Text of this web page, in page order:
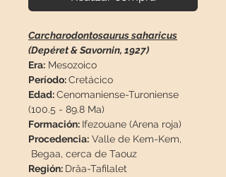
Carcharodontosaurus saharicus
(Depéret & Savornin, 1927)
Era: Mesozoico
Período:Cretácico
Edad:Cenomaniense-Turoniense
(100.5 - 89.8 Ma)
Formación: Ifezouane (Arena roja)
Procedencia: Valle de Kem-Kem,
Begaa, cerca de Taouz
Región: Drâa-Tafilalet